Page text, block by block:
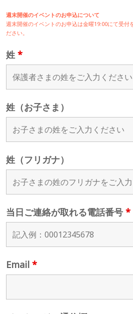
週末開催のイベントのお申込について
週末開催のイベントのお申込は金曜19:00にて受付
ださい。
姓 *
姓（お子さま）
姓（フリガナ）
当日ご連絡が取れる電話番号 *
Email *